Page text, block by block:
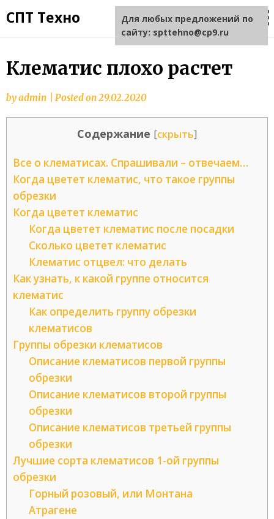
СПТ Техно
Клематис плохо растет
byadmin Posted on29.02.2020
Содержание [скрыть]
Все о клематисах. Спрашивали – отвечаем…
Когда цветет клематис, что такое группы
обрезки
Когда цветет клематис
Когда цветет клематис после посадки
Сколько цветет клематис
Клематис отцвел: что делать
Как узнать, к какой группе относится
клематис
Как определить группу обрезки
клематисов
Группы обрезки клематисов
Описание клематисов первой группы
обрезки
Описание клематисов второй группы
обрезки
Описание клематисов третьей группы
обрезки
Лучшие сорта клематисов 1-ой группы
обрезки
Горный розовый, или Монтана
Атрагене
Для любых предложений по
сайту: spttehno@cp9.ru